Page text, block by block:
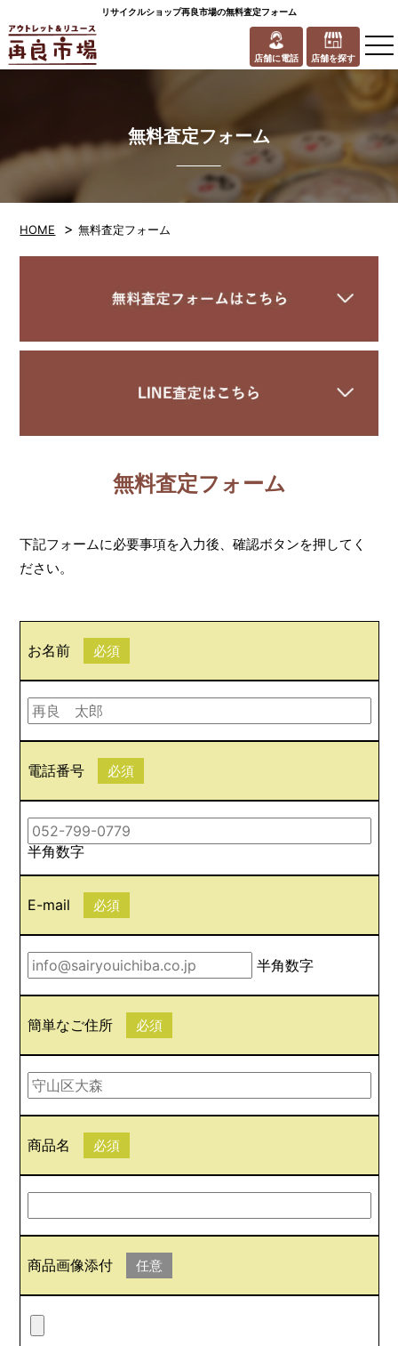
リサイクルショップ再良市場の無料査定フォーム
店舗に電話 店舗を探す
無料査定フォーム
HOME >無料査定フォーム
無料査定フォーム
下記フォームに必要事項を入力後、確認ボタンを押してく
ださい。
お名前 必須
電話番号 必須
半角数字
E-mail 必須
半角数字
簡単なご住所 必須
商品名 必須
商品画像添付 任意